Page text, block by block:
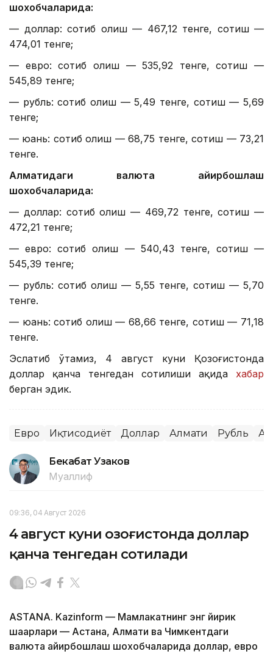
шохобчаларида:
— доллар: сотиб олиш — 467,12 тенге, сотиш —
474,01 тенге;
— евро: сотиб олиш — 535,92 тенге, сотиш —
545,89 тенге;
— рубль: сотиб олиш — 5,49 тенге, сотиш — 5,69
тенге;
— юань: сотиб олиш — 68,75 тенге, сотиш — 73,21
тенге.
Алматидаги валюта айирбошлаш
шохобчаларида:
— доллар: сотиб олиш — 469,72 тенге, сотиш —
472,21 тенге;
— евро: сотиб олиш — 540,43 тенге, сотиш —
545,39 тенге;
— рубль: сотиб олиш — 5,55 тенге, сотиш — 5,70
тенге.
— юань: сотиб олиш — 68,66 тенге, сотиш — 71,18
тенге.
Эслатиб ўтамиз, 4 август куни Қозоғистонда
доллар қанча тенгедан сотилиши ҳақида хабар
берган эдик.
Евро Иқтисодиёт Доллар Алмати Рубль
Бекабат Узаков
Муаллиф
09:36, 04 Август 2026
4 август куни Қозоғистонда доллар
қанча тенгедан сотилади
ASTANA. Kazinform — Мамлакатнинг энг йирик
шаҳарлари — Астана, Алмати ва Чимкентдаги
валюта айирбошлаш шохобчаларида доллар, евро